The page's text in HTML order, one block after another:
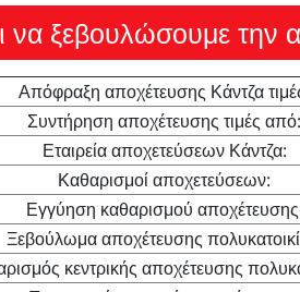
να ξεβουλώσουμε την
Απόφραξη αποχέτευσης Κάντζα
Συντήρηση αποχέτευσης τιμές από:
Εταιρεία αποχετεύσεων Κάντζα:
Καθαρισμοί αποχετεύσεων:
Εγγύηση καθαρισμού
Ξεβούλωμα αποχέτευσης
κεντρικής αποχέτευσης